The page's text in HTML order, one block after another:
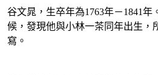
谷文晁，生卒年為1763年－1841年
候，發現他與小林一茶同年出生，
寫。